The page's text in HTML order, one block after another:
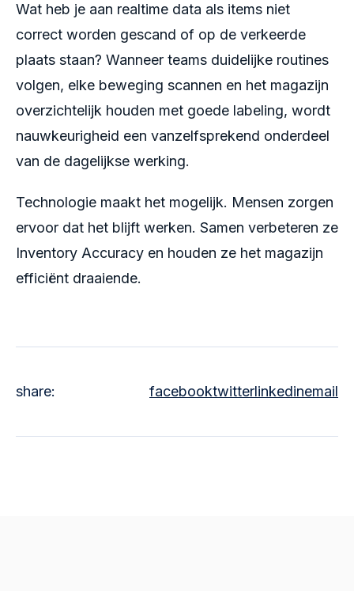
Wat heb je aan realtime data als items niet
correct worden gescand of op de verkeerde
plaats staan? Wanneer teams duidelijke routines
volgen, elke beweging scannen en het magazijn
overzichtelijk houden met goede labeling, wordt
nauwkeurigheid een vanzelfsprekend onderdeel
van de dagelijkse werking.
Technologie maakt het mogelijk. Mensen zorgen
ervoor dat het blijft werken. Samen verbeteren ze
Inventory Accuracy en houden ze het magazijn
efficiënt draaiende.
share: facebooktwitterlinkedinemail